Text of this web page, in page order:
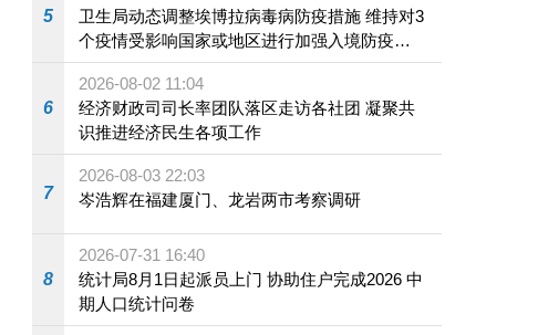
5
卫生局动态调整埃博拉病毒病防疫措施 维持对3
个疫情受影响国家或地区进行加强入境防疫措
施
6
2026-08-02 11:04
经济财政司司长率团队落区走访各社团 凝聚共
识推进经济民生各项工作
7
2026-08-03 22:03
岑浩辉在福建厦门、龙岩两市考察调研
8
2026-07-31 16:40
统计局8月1日起派员上门 协助住户完成2026 中
期人口统计问卷